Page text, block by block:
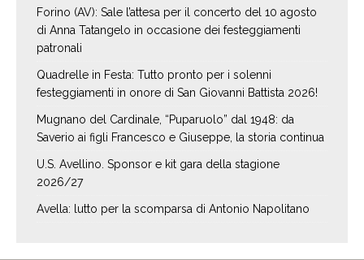
Forino (AV): Sale l’attesa per il concerto del 10 agosto
di Anna Tatangelo in occasione dei festeggiamenti
patronali
Quadrelle in Festa: Tutto pronto per i solenni
festeggiamenti in onore di San Giovanni Battista 2026!
Mugnano del Cardinale, “Puparuolo” dal 1948: da
Saverio ai figli Francesco e Giuseppe, la storia continua
U.S. Avellino. Sponsor e kit gara della stagione
2026/27
Avella: lutto per la scomparsa di Antonio Napolitano